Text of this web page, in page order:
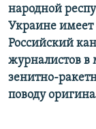
народной
Украине имеет
Российский
журналистов в
зенитно-
поводу